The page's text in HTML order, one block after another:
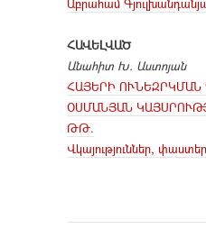
Աբրահամ
ՀԱՎԵԼՎԱԾ
Անահիտ Խ. Աստոյան
ՀԱՅԵՐԻ
ՕՍՄԱՆՅԱՆ
ԹԹ.
Վկայություններ,